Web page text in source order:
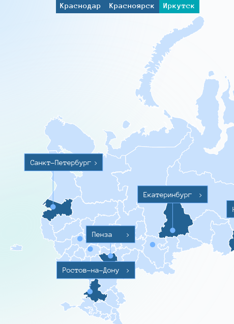
Краснодар
Красноярск Иркутск
Санкт-Петербург >
Ростов-на-Дону >
Пенза >
Екатеринбург
>